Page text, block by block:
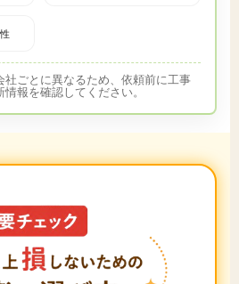
社ごとに異なるため、依頼前に工事
報を確認してください。